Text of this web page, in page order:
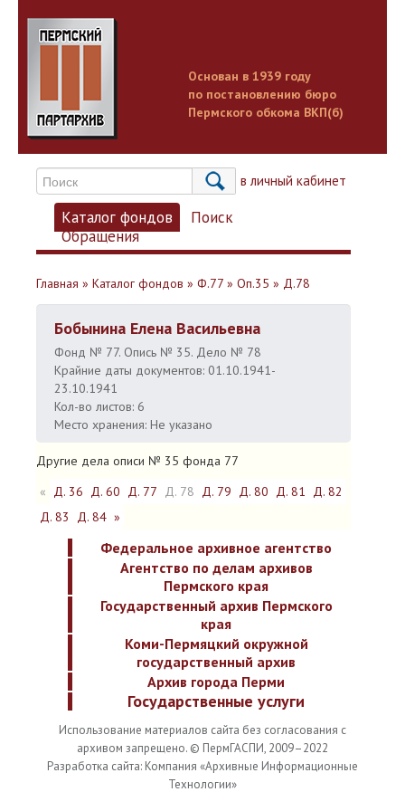
Основан в 1939 году
по постановлению бюро
Пермского обкома ВКП(б)
Вход в личный кабинет
Каталог фондов
Поиск
Обращения
Главная » Каталог фондов » Ф.77 » Оп.35 » Д.78
Бобынина Елена Васильевна
Фонд № 77. Опись № 35. Дело № 78
Крайние даты документов: 01.10.1941-
23.10.1941
Кол-во листов: 6
Место хранения: Не указано
Другие дела описи № 35 фонда 77
« Д. 36 Д. 60 Д. 77 Д. 78 Д. 79 Д. 80 Д. 81 Д. 82
Д. 83
Д. 84 »
Федеральное архивное агентство
Агентство по делам архивов
Пермского края
Государственный архив Пермского
края
Коми-Пермяцкий окружной
государственный архив
Архив города Перми
Государственные услуги
Использование материалов сайта без согласования с
архивом запрещено. © ПермГАСПИ, 2009–2022
Разработка сайта: Компания «Архивные Информационные
Технологии»